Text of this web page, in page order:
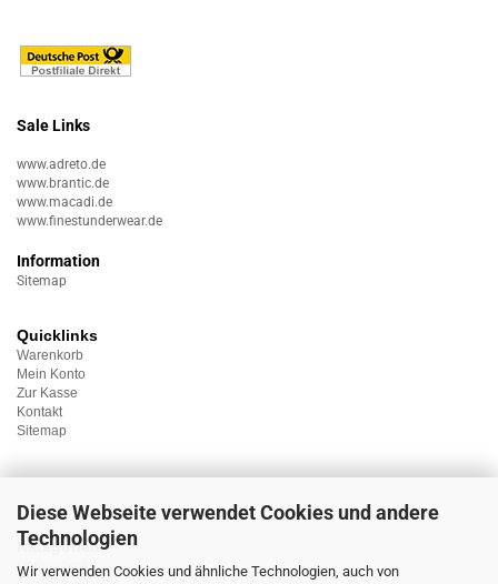
Diese Webseite verwendet Cookies und andere
Technologien
Wir verwenden Cookies und ähnliche Technologien, auch von
Sale Links
www.adreto.de
www.brantic.de
www.macadi.de
www.finestunderwear.de
Information
Sitemap
Quicklinks
Warenkorb
Mein Konto
Zur Kasse
Kontakt
Sitemap
Kategorien
Unterwäsche